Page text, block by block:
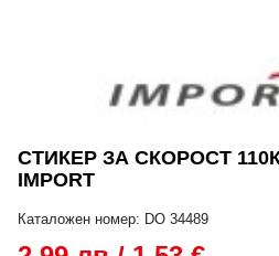
СТИКЕР ЗА СКОРОСТ
IMPORT
Каталожен номер: DO 34489